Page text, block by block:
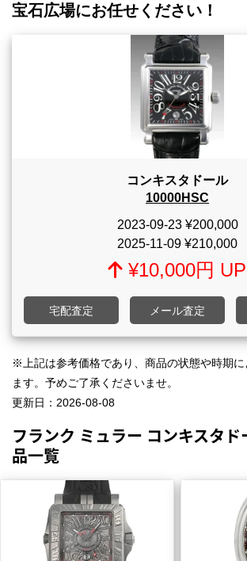
宝石広場にお任せください！
コンキスタドール
10000HSC
2023-09-23¥200,000
2025-11-09 ¥210,000
¥10,000円 UP
宅配査定 メール査定
※上記は参考価格であり、商品の状態や時期に
ます。予めご了承くださいませ。
更新日： 2026-08-08
フランク ミュラー コンキスタ
品一覧